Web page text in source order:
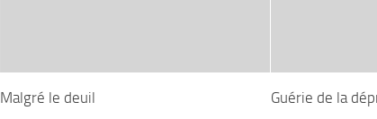
Malgré le deuil Guérie de la